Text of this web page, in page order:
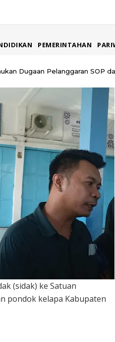
PEMERINTAHAN
Dugaan Pelanggaran SOP
(sidak) ke Satuan
pondok kelapa Kabupaten